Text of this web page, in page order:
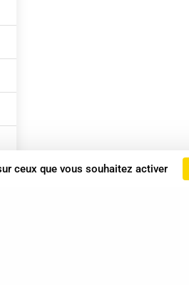
ceux que vous souhaitez activer